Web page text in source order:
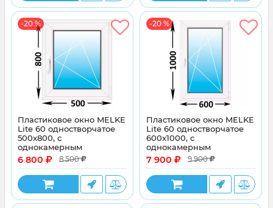
-20 %
Пластиковое окно MELKE
Lite 60 одностворчатое
500x800, с
однокамерным
энергосберегающим
стеклопакетом
6 800 8 500
-20 %
Пластиковое окно MELKE
Lite 60 одностворчатое
600x1000, с
однокамерным
энергосберегающим
стеклопакетом
7 900 9 900